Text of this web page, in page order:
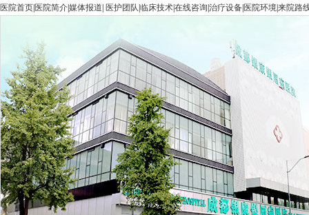
医院首页 医院简介媒体报道 医护团队 临床技术在线咨询 治疗设备 医院环境来院路